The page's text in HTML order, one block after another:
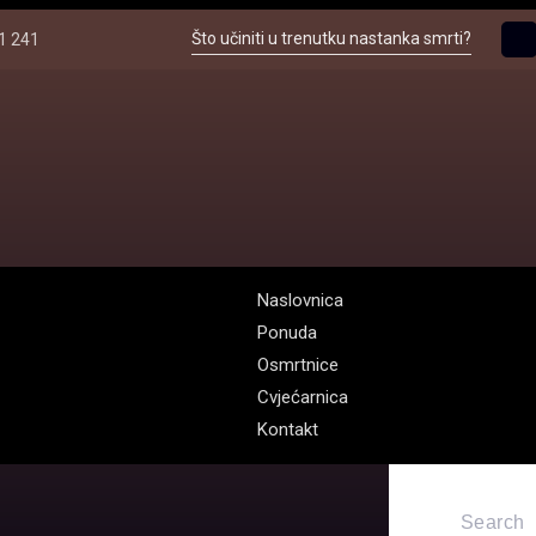
241 Što učiniti u trenutku nastanka smrti?
Naslovnica
Ponuda
Osmrtnice
Cvjećarnica
Kontakt